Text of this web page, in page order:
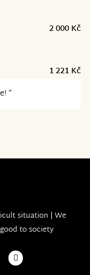
2 000 Kč
1 221 Kč
”
situation | We
to society